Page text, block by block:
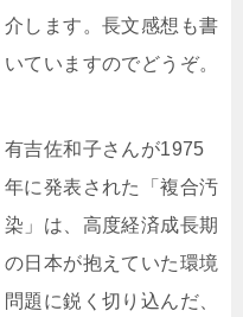
介します。長文感想も書
いていますのでどうぞ。
有吉佐和子さんが1975
年に発表された「複合汚
染」は、高度経済成長期
の日本が抱えていた環境
問題に鋭く切り込んだ、